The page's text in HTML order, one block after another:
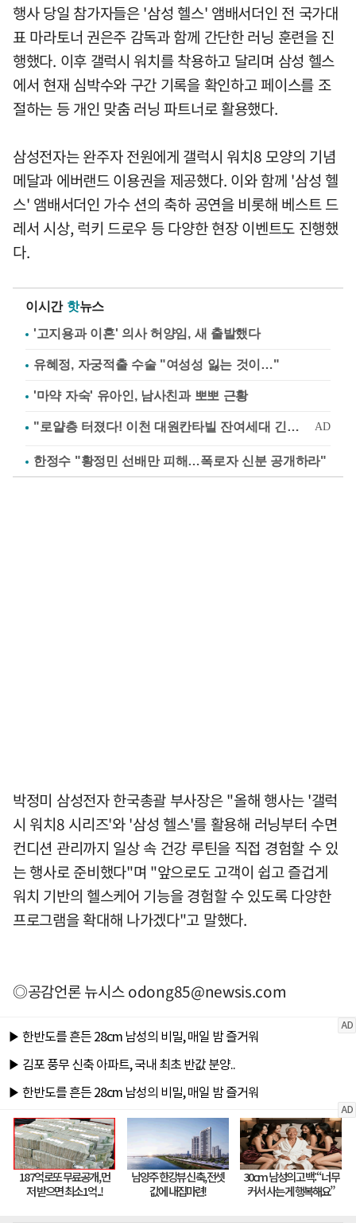
행사 당일 참가자들은 '삼성 헬스' 앰배서더인 전 국가대
표 마라토너 권은주 감독과 함께 간단한 러닝 훈련을 진
행했다. 이후 갤럭시 워치를 착용하고 달리며 삼성 헬스
에서 현재 심박수와 구간 기록을 확인하고 페이스를 조
절하는 등 개인 맞춤 러닝 파트너로 활용했다.
삼성전자는 완주자 전원에게 갤럭시 워치8 모양의 기념
메달과 에버랜드 이용권을 제공했다. 이와 함께 '삼성 헬
스' 앰배서더인 가수 션의 축하 공연을 비롯해 베스트 드
레서 시상, 럭키 드로우 등 다양한 현장 이벤트도 진행했
다.
이시간 핫뉴스
'고지용과 이혼' 의사 허양임, 새 출발했다
유혜정, 자궁적출 수술 "여성성 잃는 것이…"
'마약 자숙' 유아인, 남사친과 뽀뽀 근황
한정수 "황정민 선배만 피해…폭로자 신분 공개하라"
박정미 삼성전자 한국총괄 부사장은 "올해 행사는 '갤럭
시 워치8 시리즈'와 '삼성 헬스'를 활용해 러닝부터 수면
컨디션 관리까지 일상 속 건강 루틴을 직접 경험할 수 있
는 행사로 준비했다"며 "앞으로도 고객이 쉽고 즐겁게
워치 기반의 헬스케어 기능을 경험할 수 있도록 다양한
프로그램을 확대해 나가겠다"고 말했다.
◎공감언론 뉴시스odong85@newsis.com